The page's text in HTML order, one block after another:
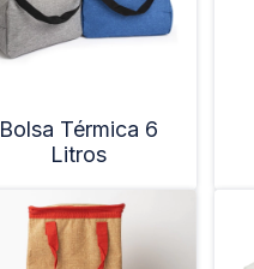
Bolsa Térmica 6
Litros